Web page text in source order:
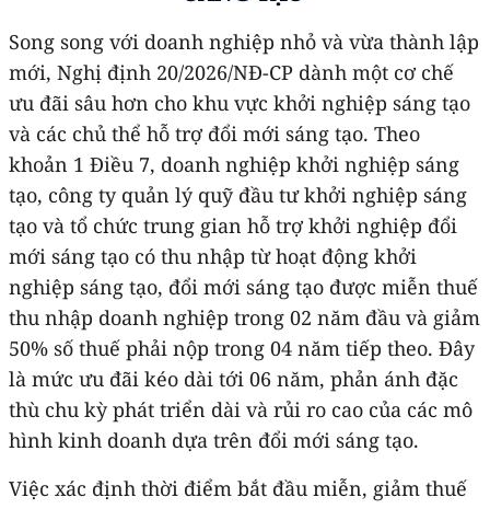
Song song với doanh nghiệp nhỏ và vừa thành lập
mới, Nghị định 20/2026/NĐ-CP dành một cơ chế
ưu đãi sâu hơn cho khu vực khởi nghiệp sáng tạo
và các chủ thể hỗ trợ đổi mới sáng tạo. Theo
khoản 1 Điều 7, doanh nghiệp khởi nghiệp sáng
tạo, công ty quản lý quỹ đầu tư khởi nghiệp sáng
tạo và tổ chức trung gian hỗ trợ khởi nghiệp đổi
mới sáng tạo có thu nhập từ hoạt động khởi
nghiệp sáng tạo, đổi mới sáng tạo được miễn thuế
thu nhập doanh nghiệp trong 02 năm đầu và giảm
50% số thuế phải nộp trong 04 năm tiếp theo. Đây
là mức ưu đãi kéo dài tới 06 năm, phản ánh đặc
thù chu kỳ phát triển dài và rủi ro cao của các mô
hình kinh doanh dựa trên đổi mới sáng tạo.
Việc xác định thời điểm bắt đầu miễn, giảm thuế